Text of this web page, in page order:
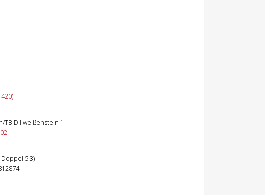
TB Dillweißenstein 1
5:3)